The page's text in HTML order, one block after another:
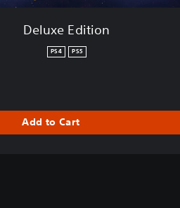
Deluxe Edition
PS4 PS5
Add to Cart